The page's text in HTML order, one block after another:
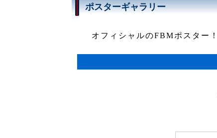
ポスターギャラリー
オフィシャルのFBMポスター